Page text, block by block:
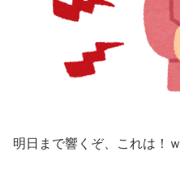
明日まで響くぞ、これは！ｗ